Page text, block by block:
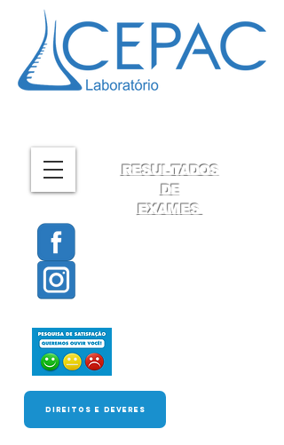
RESULTADOS
DE
EXAMES
DIREITOS E DEVERES